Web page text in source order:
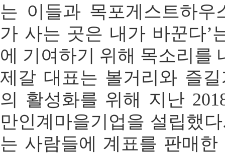
는 이들과 목포게스트하우
가 사는 곳은 내가 바꾼다’
에 기여하기 위해 목소리를
제갈 대표는 볼거리와 즐
의 활성화를 위해 지난
만인계마을기업을 설립했
는 사람들에 계표를 판매